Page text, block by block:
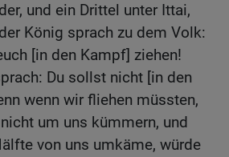
und ein Drittel unter Ittai,
König sprach zu dem Volk:
[in den Kampf] ziehen!
Du sollst nicht [in den
wenn wir fliehen müssten,
um uns kümmern, und
von uns umkäme, würde